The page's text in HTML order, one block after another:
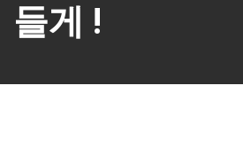
들게 !